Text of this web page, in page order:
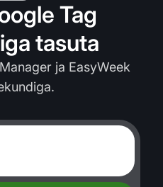
Tag
tasuta
ja EasyWeek